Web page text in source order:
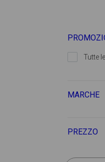
Tutte
MARCHE
PREZZO